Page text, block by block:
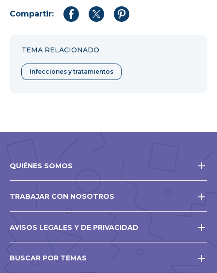
Compartir:
CompartirCompartirCompartir
TEMA RELACIONADO
Infecciones y tratamientos
QUIÉNES SOMOS
TRABAJAR CON NOSOTROS
AVISOS LEGALES Y DE PRIVACIDAD
BUSCAR POR TEMAS